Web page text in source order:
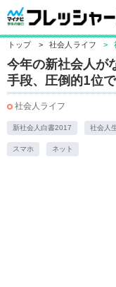
トップ > 社会人ライフ >
今年の新社会人が
手段、圧倒的1位
社会人ライフ
新社会人白書2017 社会人
スマホ ネット